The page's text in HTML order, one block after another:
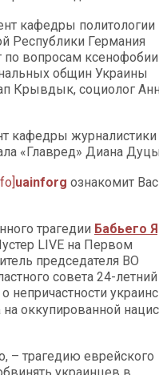
кафедры политологии
Республики Германия
по вопросам
общин Украины
Крывдык, социолог
кафедры журналистики
«Главред» Диана
uainforg ознакомит
трагедии Бабьего
LIVE на Первом
председателя ВО
совета 24-летний
о непричастности
оккупированной
– трагедию еврейского